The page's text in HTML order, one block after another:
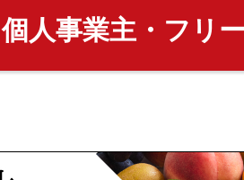
個人事業主・フリ